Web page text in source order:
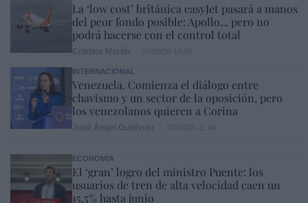
La ‘low cost’ británica easyJet pasará a manos
del peor fondo posible: Apollo... pero no
podrá hacerse con el control total
INTERNACIONAL
Venezuela. Comienza el diálogo entre
chavismo y un sector de la oposición, pero
los venezolanos quieren a Corina
ECONOMÍA
El ‘gran’ logro del ministro Puente: los
usuarios de tren de alta velocidad caen un
15,5% hasta junio